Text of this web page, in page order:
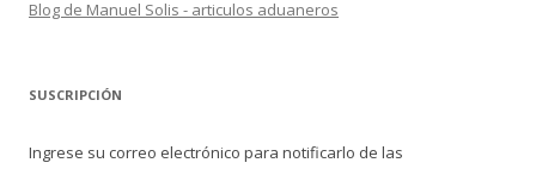
Blog de Manuel Solis - articulos aduaneros
SUSCRIPCIÓN
Ingrese su correo electrónico para notificarlo de las